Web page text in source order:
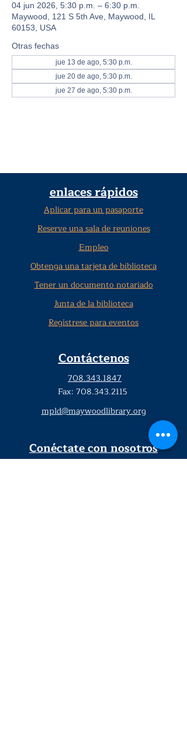
04 jun 2026, 5:30 p.m. – 6:30 p.m.
Maywood, 121 S 5th Ave, Maywood, IL
60153, USA
Otras fechas
jue 13 de ago, 5:30 p.m.
jue 20 de ago, 5:30 p.m.
jue 27 de ago, 5:30 p.m.
enlaces rápidos
Aplicar para un pasaporte
Reserve una sala de reuniones
Empleo
Obtenga una tarjeta de biblioteca
Tener un documento notariado
Junta de la biblioteca
Regístrese para eventos
Contáctenos
708.343.1847
Fax: 708.343.2115
mpld@maywoodlibrary.org
Conéctate con nosotros